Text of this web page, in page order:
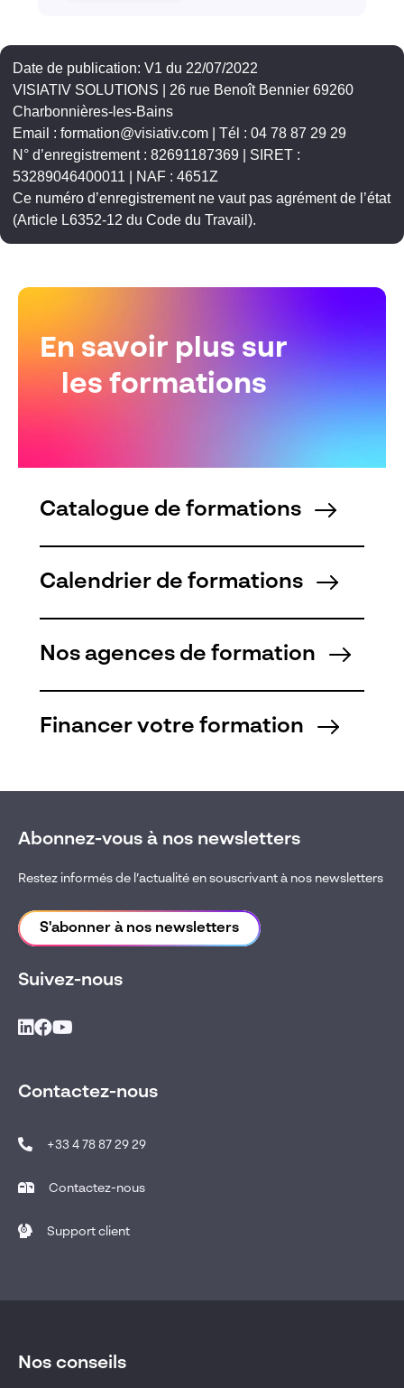
Date de publication: V1 du 22/07/2022
VISIATIV SOLUTIONS | 26 rue Benoît Bennier 69260
Charbonnières-les-Bains
Email : formation@visiativ.com | Tél : 04 78 87 29 29
N° d’enregistrement : 82691187369 | SIRET :
53289046400011 | NAF : 4651Z
Ce numéro d’enregistrement ne vaut pas agrément de l’état
(Article L6352-12 du Code du Travail).
En savoir plus sur
les formations
Catalogue de formations
Calendrier de formations
Nos agences de formation
Financer votre formation
Abonnez-vous à nos newsletters
Restez informés de l’actualité en souscrivant à nos newsletters
S'abonner à nos newsletters
Suivez-nous
Contactez-nous
+33 4 78 87 29 29
Contactez-nous
Support client
Nos conseils